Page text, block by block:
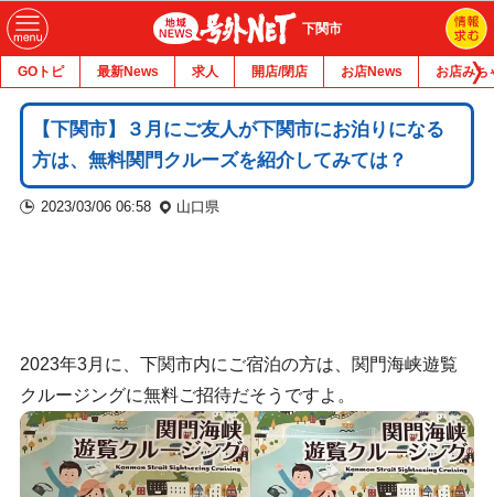
下関市
GOトピ 最新News 求人 開店/閉店 お店News お店みち
【下関市】３月にご友人が下関市にお泊りになる
方は、無料関門クルーズを紹介してみては？
2023/03/06 06:58 山口県
2023年3月に、下関市内にご宿泊の方は、関門海峡遊覧
クルージングに無料ご招待だそうですよ。